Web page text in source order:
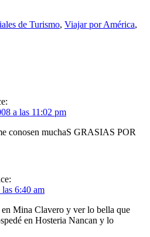
de Turismo, Viajar por América,
a las 11:02 pm
conosen muchaS GRASIAS POR
6:40 am
en Mina Clavero y ver lo bella que
en Hosteria Nancan y lo